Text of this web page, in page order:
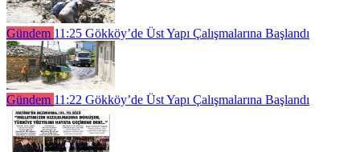
Gündem 11:25 Gökköy’de Üst Yapı Çalışmalarına Başlandı
Gündem 11:22 Gökköy’de Üst Yapı Çalışmalarına Başlandı